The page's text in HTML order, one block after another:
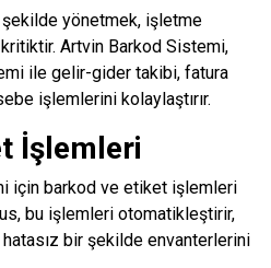
yönetmek, işletme
Artvin Barkod Sistemi,
ile gelir-gider takibi, fatura
işlemlerini kolaylaştırır.
İşlemleri
için barkod ve etiket işlemleri
bu işlemleri otomatikleştirir,
bir şekilde envanterlerini